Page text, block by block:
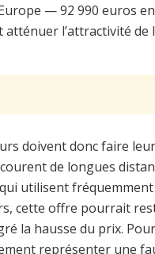
— 92 990 euros
atténuer l’attractivité de
doivent donc faire
de longues
utilisent fréquemment
cette offre pourrait
la hausse du prix.
représenter une